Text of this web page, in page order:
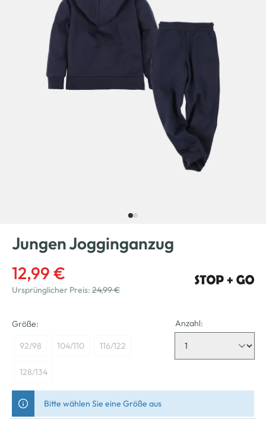
Jungen Jogginganzug
12,99 €
Ursprünglicher Preis: 24,99 €
Größe:
92/98 104/110 116/122
128/134
Anzahl:
Bitte wählen Sie eine Größe aus